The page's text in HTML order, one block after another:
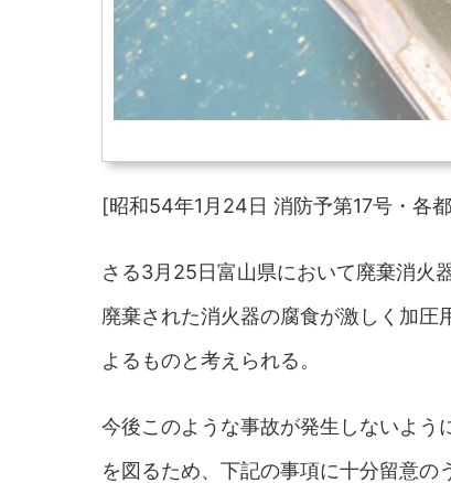
[昭和54年1月24日 消防予第17号・各
さる3月25日富山県において廃棄消火
廃棄された消火器の腐食が激しく加圧
よるものと考えられる。
今後このような事故が発生しないよう
を図るため、下記の事項に十分留意